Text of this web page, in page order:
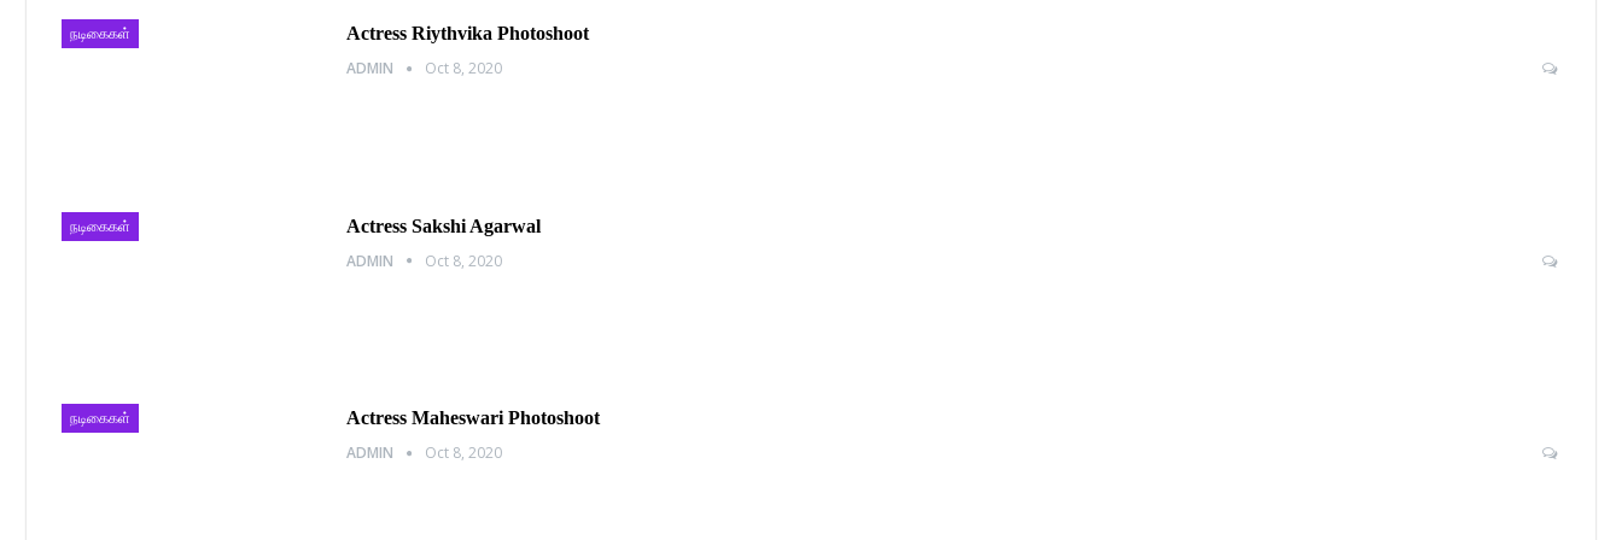
நடிகைகள்
Actress Riythvika Photoshoot
ADMIN
Oct 8, 2020
நடிகைகள்
Actress Sakshi Agarwal
ADMIN
Oct 8, 2020
நடிகைகள்
Actress Maheswari Photoshoot
ADMIN
Oct 8, 2020